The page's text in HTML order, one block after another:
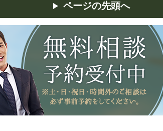
ページの先頭へ